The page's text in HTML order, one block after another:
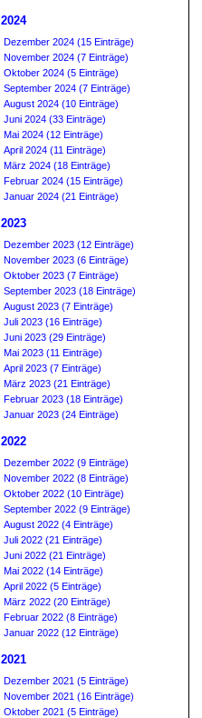
2024
Dezember 2024 (15 Einträge)
November 2024 (7 Einträge)
Oktober 2024 (5 Einträge)
September 2024 (7 Einträge)
August 2024 (10 Einträge)
Juni 2024 (33 Einträge)
Mai 2024 (12 Einträge)
April 2024 (11 Einträge)
März 2024 (18 Einträge)
Februar 2024 (15 Einträge)
Januar 2024 (21 Einträge)
2023
Dezember 2023 (12 Einträge)
November 2023 (6 Einträge)
Oktober 2023 (7 Einträge)
September 2023 (18 Einträge)
August 2023 (7 Einträge)
Juli 2023 (16 Einträge)
Juni 2023 (29 Einträge)
Mai 2023 (11 Einträge)
April 2023 (7 Einträge)
März 2023 (21 Einträge)
Februar 2023 (18 Einträge)
Januar 2023 (24 Einträge)
2022
Dezember 2022 (9 Einträge)
November 2022 (8 Einträge)
Oktober 2022 (10 Einträge)
September 2022 (9 Einträge)
August 2022 (4 Einträge)
Juli 2022 (21 Einträge)
Juni 2022 (21 Einträge)
Mai 2022 (14 Einträge)
April 2022 (5 Einträge)
März 2022 (20 Einträge)
Februar 2022 (8 Einträge)
Januar 2022 (12 Einträge)
2021
Dezember 2021 (5 Einträge)
November 2021 (16 Einträge)
Oktober 2021 (5 Einträge)